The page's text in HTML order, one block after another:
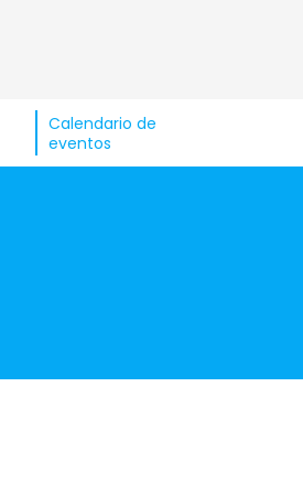
Calendario de
eventos